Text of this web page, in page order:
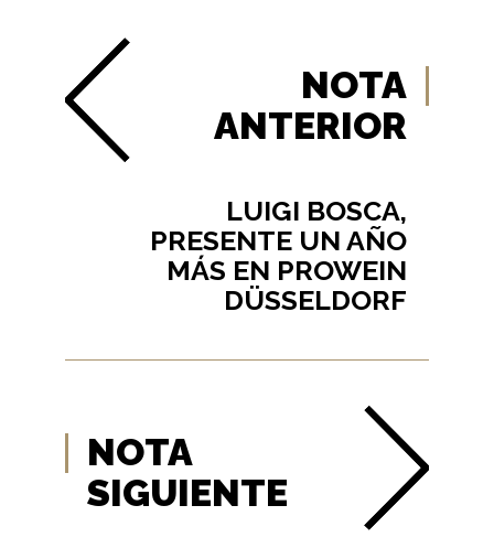
NOTA
ANTERIOR
LUIGI BOSCA,
PRESENTE UN AÑO
MÁS EN PROWEIN
DÜSSELDORF
NOTA
SIGUIENTE